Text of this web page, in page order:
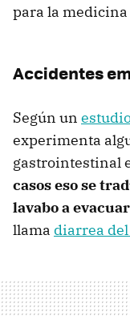
para la
Accidentes
Según un
experimenta
gastrointestinal
casos eso se
lavabo a
llama diarrea